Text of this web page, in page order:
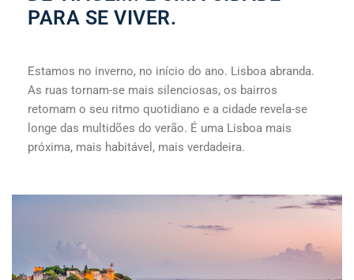
PARA SE VIVER.
Estamos no inverno, no início do ano. Lisboa abranda.
As ruas tornam-se mais silenciosas, os bairros
retomam o seu ritmo quotidiano e a cidade revela-se
longe das multidões do verão. É uma Lisboa mais
próxima, mais habitável, mais verdadeira.